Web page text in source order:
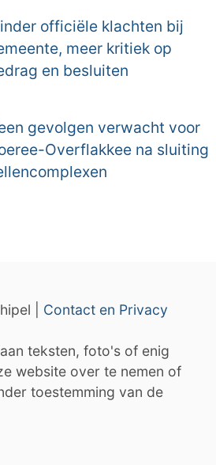
officiële klachten bij
meer kritiek op
en besluiten
gevolgen verwacht voor
Overflakkee na sluiting
| Contact en Privacy
teksten, foto's of enig
website over te nemen of
toestemming van de